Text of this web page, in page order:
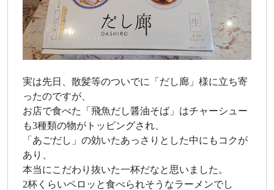
実は先日、散髪等のついでに「だし廊」様に立ち寄
ったのですが、
お店で食べた「飛魚だし醤油そば」はチャーシュー
も3種類の物がトッピングされ、
「あごだし」の効いたあっさりとした中にもコクが
あり、
本当にこだわり抜いた一杯だなと思いました。
2杯くらいペロッと食べられそうなラーメンでし